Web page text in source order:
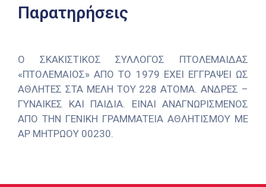
Παρατηρήσεις
Ο ΣΚΑΚΙΣΤΙΚΟΣ ΣΥΛΛΟΓΟΣ ΠΤΟΛΕΜΑΙΔΑΣ
«ΠΤΟΛΕΜΑΙΟΣ» ΑΠΟ ΤΟ 1979 ΕΧΕΙ ΕΓΓΡΑΨΕΙ ΩΣ
ΑΘΛΗΤΕΣ ΣΤΑ ΜΕΛΗ ΤΟΥ 228 ΑΤΟΜΑ. ΑΝΔΡΕΣ –
ΓΥΝΑΙΚΕΣ ΚΑΙ ΠΑΙΔΙΑ. ΕΙΝΑΙ ΑΝΑΓΝΩΡΙΣΜΕΝΟΣ
ΑΠΟ ΤΗΝ ΓΕΝΙΚΗ ΓΡΑΜΜΑΤΕΙΑ ΑΘΛΗΤΙΣΜΟΥ ΜΕ
ΑΡ ΜΗΤΡΩΟΥ 00230.